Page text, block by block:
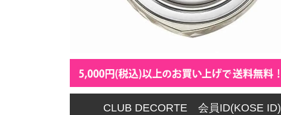
CLUB DECORTE 会員ID(KOSE ID)